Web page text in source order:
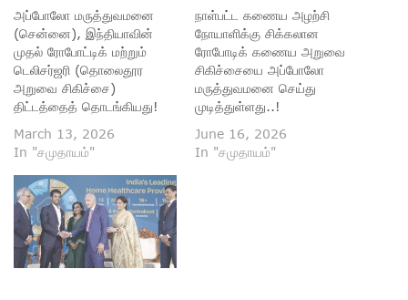
அப்போலோ மருத்துவமனை
(சென்னை), இந்தியாவின்
முதல் ரோபோட்டிக் மற்றும்
டெலிசர்ஜரி (தொலைதூர
அறுவை சிகிச்சை)
திட்டத்தைத் தொடங்கியது!
March 13, 2026
In "சமுதாயம்"
நாள்பட்ட கணைய அழற்சி
நோயாளிக்கு சிக்கலான
ரோபோடிக் கணைய அறுவை
சிகிச்சையை அப்போலோ
மருத்துவமனை செய்து
முடித்துள்ளது..!
June 16, 2026
In "சமுதாயம்"